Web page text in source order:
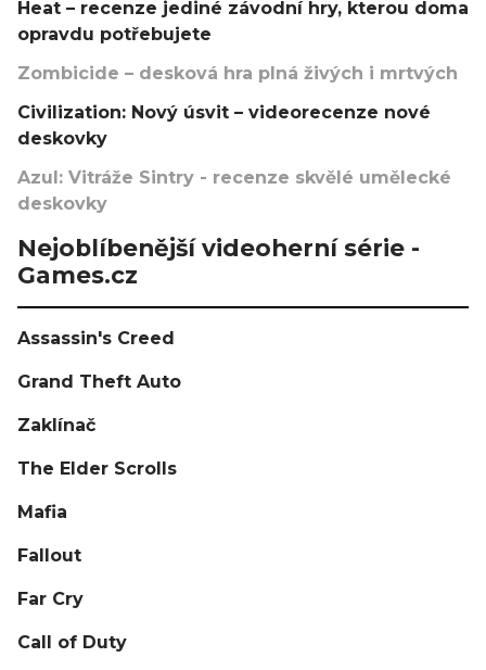
Heat – recenze jediné závodní hry, kterou doma
opravdu potřebujete
Zombicide – desková hra plná živých i mrtvých
Civilization: Nový úsvit – videorecenze nové
deskovky
Azul: Vitráže Sintry - recenze skvělé umělecké
deskovky
Nejoblíbenější videoherní série -
Games.cz
Assassin's Creed
Grand Theft Auto
Zaklínač
The Elder Scrolls
Mafia
Fallout
Far Cry
Call of Duty